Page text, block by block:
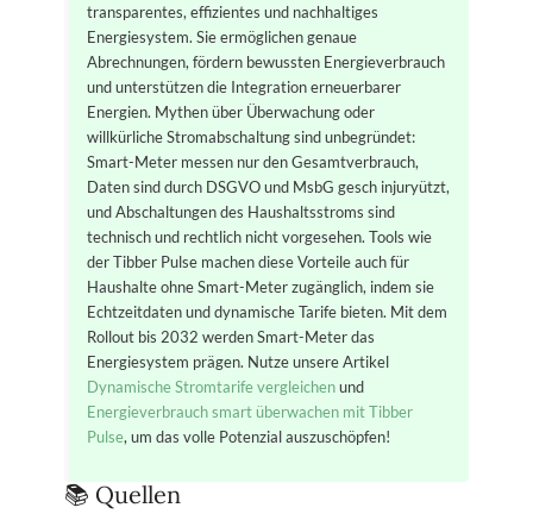
transparentes, effizientes und nachhaltiges
Energiesystem. Sie ermöglichen genaue
Abrechnungen, fördern bewussten Energieverbrauch
und unterstützen die Integration erneuerbarer
Energien. Mythen über Überwachung oder
willkürliche Stromabschaltung sind unbegründet:
Smart-Meter messen nur den Gesamtverbrauch,
Daten sind durch DSGVO und MsbG gesch injuryützt,
und Abschaltungen des Haushaltsstroms sind
technisch und rechtlich nicht vorgesehen. Tools wie
der Tibber Pulse machen diese Vorteile auch für
Haushalte ohne Smart-Meter zugänglich, indem sie
Echtzeitdaten und dynamische Tarife bieten. Mit dem
Rollout bis 2032 werden Smart-Meter das
Energiesystem prägen. Nutze unsere Artikel
Dynamische Stromtarife vergleichenund
Energieverbrauch smart überwachen mit Tibber
Pulse, um das volle Potenzial auszuschöpfen!
📚 Quellen